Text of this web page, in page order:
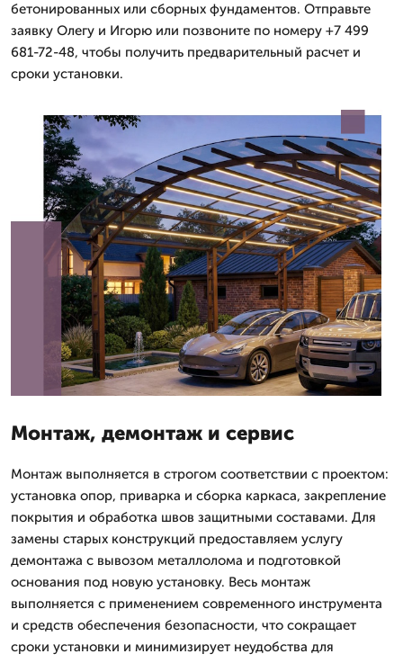
бетонированных или сборных фундаментов. Отправьте
заявку Олегу и Игорю или позвоните по номеру +7 499
681-72-48, чтобы получить предварительный расчет и
сроки установки.
Монтаж, демонтаж и сервис
Монтаж выполняется в строгом соответствии с проектом:
установка опор, приварка и сборка каркаса, закрепление
покрытия и обработка швов защитными составами. Для
замены старых конструкций предоставляем услугу
демонтажа с вывозом металлолома и подготовкой
основания под новую установку. Весь монтаж
выполняется с применением современного инструмента
и средств обеспечения безопасности, что сокращает
сроки установки и минимизирует неудобства для